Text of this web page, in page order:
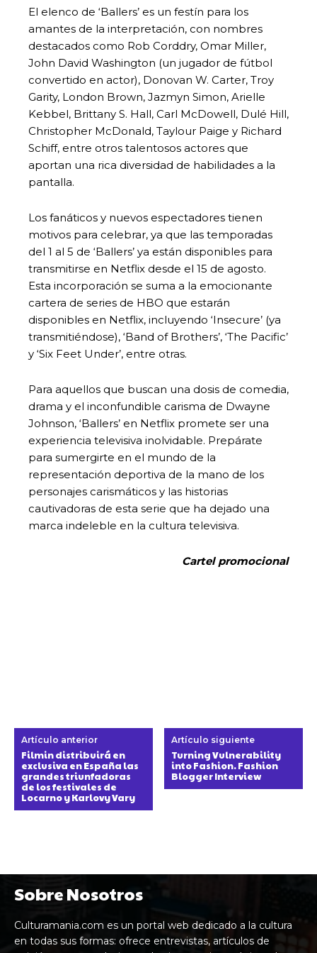
El elenco de ‘Ballers’ es un festín para los
amantes de la interpretación, con nombres
destacados como Rob Corddry, Omar Miller,
John David Washington (un jugador de fútbol
convertido en actor), Donovan W. Carter, Troy
Garity, London Brown, Jazmyn Simon, Arielle
Kebbel, Brittany S. Hall, Carl McDowell, Dulé Hill,
Christopher McDonald, Taylour Paige y Richard
Schiff, entre otros talentosos actores que
aportan una rica diversidad de habilidades a la
pantalla.
Los fanáticos y nuevos espectadores tienen
motivos para celebrar, ya que las temporadas
del 1 al 5 de ‘Ballers’ ya están disponibles para
transmitirse en Netflix desde el 15 de agosto.
Esta incorporación se suma a la emocionante
cartera de series de HBO que estarán
disponibles en Netflix, incluyendo ‘Insecure’ (ya
transmitiéndose), ‘Band of Brothers’, ‘The Pacific’
y ‘Six Feet Under’, entre otras.
Para aquellos que buscan una dosis de comedia,
drama y el inconfundible carisma de Dwayne
Johnson, ‘Ballers’ en Netflix promete ser una
experiencia televisiva inolvidable. Prepárate
para sumergirte en el mundo de la
representación deportiva de la mano de los
personajes carismáticos y las historias
cautivadoras de esta serie que ha dejado una
marca indeleble en la cultura televisiva.
Cartel promocional
Artículo anterior
Filmin distribuirá en
exclusiva en España las
grandes triunfadoras
de los festivales de
Locarno y Karlovy Vary
Artículo siguiente
Turning Vulnerability
into Fashion. Fashion
Blogger Interview
Sobre Nosotros
Culturamania.com es un portal web dedicado a la cultura
en todas sus formas: ofrece entrevistas, artículos de